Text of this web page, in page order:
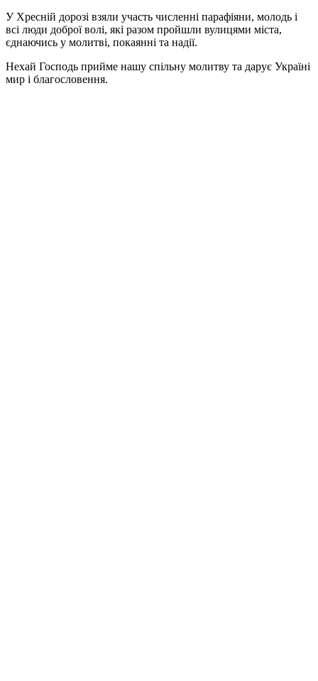
У Хресній дорозі взяли участь численні парафіяни, молодь і
всі люди доброї волі, які разом пройшли вулицями міста,
єднаючись у молитві, покаянні та надії.
Нехай Господь прийме нашу спільну молитву та дарує Україні
мир і благословення.